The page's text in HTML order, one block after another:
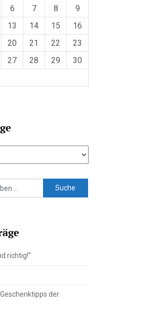
6 7 8
9
13 14 15
16
20 21 22
23
27 28 29
30
richtig!“
der